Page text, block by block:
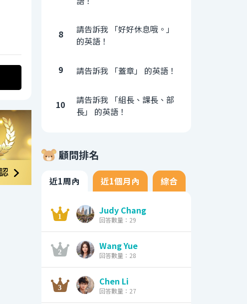
8
請告訴我 「好好休息哦。」
的英語！
9 請告訴我 「蓋章」 的英語！
10
請告訴我 「組長、課長、部
長」 的英語！
顧問排名
近1周內 近1個月內 綜合
Judy Chang
回答數量：29
Wang Yue
回答數量：28
Chen Li
回答數量：27